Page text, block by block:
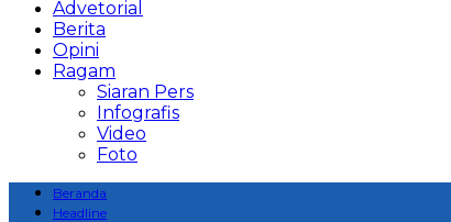
Advetorial
Berita
Opini
Ragam
Siaran Pers
Infografis
Video
Foto
Beranda
Headline